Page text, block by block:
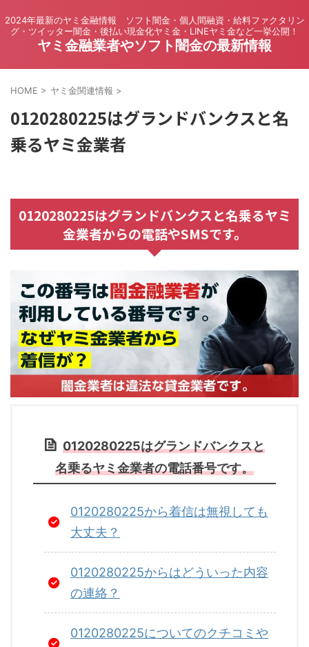
2024年最新のヤミ金融情報 ソフト闇金・個人間融資・給料ファクタリン
グ・ツイッター闇金・後払い現金化ヤミ金・LINEヤミ金など一挙公開！
ヤミ金融業者やソフト闇金の最新情報
HOME > ヤミ金関連情報 >
0120280225はグランドバンクスと名
乗るヤミ金業者
0120280225はグランドバンクスと名乗るヤミ
金業者からの電話やSMSです。
0120280225はグランドバンクスと
名乗るヤミ金業者の電話番号です。
0120280225から着信は無視しても
大丈夫？
0120280225からはどういった内容
の連絡？
0120280225についてのクチコミや